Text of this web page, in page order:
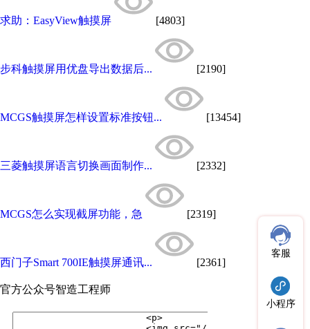
求助：EasyView触摸屏 [4803]
步科触摸屏用优盘导出数据后... [2190]
MCGS触摸屏怎样设置标准按钮... [13454]
三菱触摸屏语言切换画面制作... [2332]
MCGS怎么实现截屏功能，急 [2319]
西门子Smart 700IE触摸屏通讯... [2361]
官方公众号智造工程师
客服
小程序